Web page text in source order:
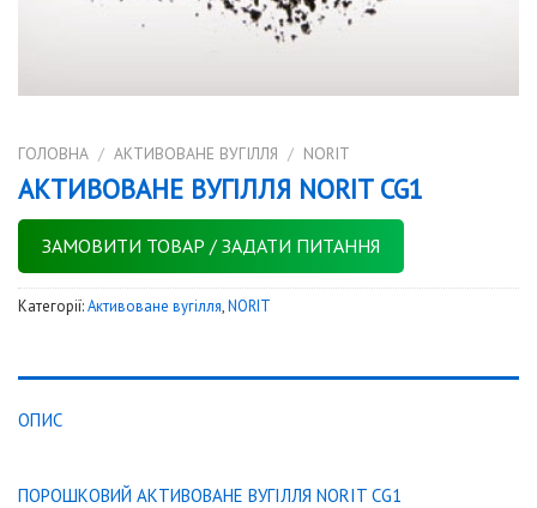
ГОЛОВНА / АКТИВОВАНЕ ВУГІЛЛЯ / NORIT
АКТИВОВАНЕ ВУГІЛЛЯ NORIT CG1
ЗАМОВИТИ ТОВАР / ЗАДАТИ ПИТАННЯ
Категорії:Активоване вугілля,NORIT
ОПИС
ПОРОШКОВИЙ АКТИВОВАНЕ ВУГІЛЛЯ NORIT CG1